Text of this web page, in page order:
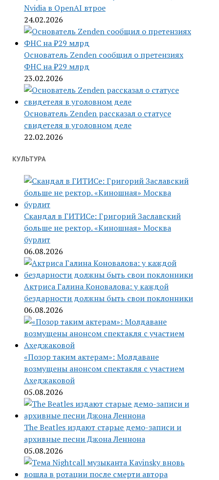
Nvidia в OpenAI втрое
24.02.2026
Основатель Zenden сообщил о претензиях
ФНС на ₽29 млрд
23.02.2026
Основатель Zenden рассказал о статусе
свидетеля в уголовном деле
22.02.2026
КУЛЬТУРА
Скандал в ГИТИСе: Григорий Заславский
больше не ректор. «Киношная» Москва
бурлит
06.08.2026
Актриса Галина Коновалова: у каждой
бездарности должны быть свои поклонники
06.08.2026
«Позор таким актерам»: Молдаване
возмущены анонсом спектакля с участием
Ахеджаковой
05.08.2026
The Beatles издают старые демо-записи и
архивные песни Джона Леннона
05.08.2026